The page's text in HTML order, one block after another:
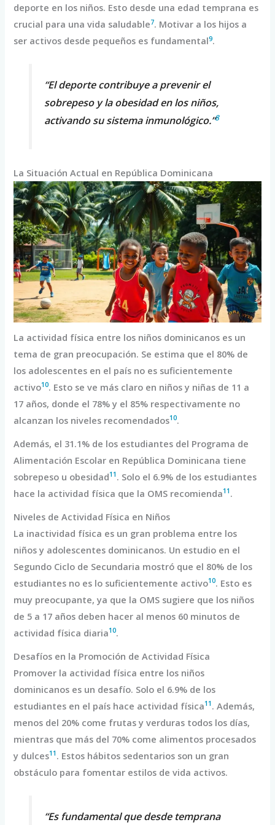
deporte en los niños. Esto desde una edad temprana es
crucial para una vida saludable7. Motivar a los hijos a
ser activos desde pequeños es fundamental9.
“El deporte contribuye a prevenir el
sobrepeso y la obesidad en los niños,
activando su sistema inmunológico.”8
La Situación Actual en República Dominicana
La actividad física entre los niños dominicanos es un
tema de gran preocupación. Se estima que el 80% de
los adolescentes en el país no es suficientemente
activo10. Esto se ve más claro en niños y niñas de 11 a
17 años, donde el 78% y el 85% respectivamente no
alcanzan los niveles recomendados10.
Además, el 31.1% de los estudiantes del Programa de
Alimentación Escolar en República Dominicana tiene
sobrepeso u obesidad11 . Solo el 6.9% de los estudiantes
hace la actividad física que la OMS recomienda11 .
Niveles de Actividad Física en Niños
La inactividad física es un gran problema entre los
niños y adolescentes dominicanos. Un estudio en el
Segundo Ciclo de Secundaria mostró que el 80% de los
estudiantes no es lo suficientemente activo10. Esto es
muy preocupante, ya que la OMS sugiere que los niños
de 5 a 17 años deben hacer al menos 60 minutos de
actividad física diaria10.
Desafíos en la Promoción de Actividad Física
Promover la actividad física entre los niños
dominicanos es un desafío. Solo el 6.9% de los
estudiantes en el país hace actividad física11 . Además,
menos del 20% come frutas y verduras todos los días,
mientras que más del 70% come alimentos procesados
y dulces11 . Estos hábitos sedentarios son un gran
obstáculo para fomentar estilos de vida activos.
“Es fundamental que desde temprana